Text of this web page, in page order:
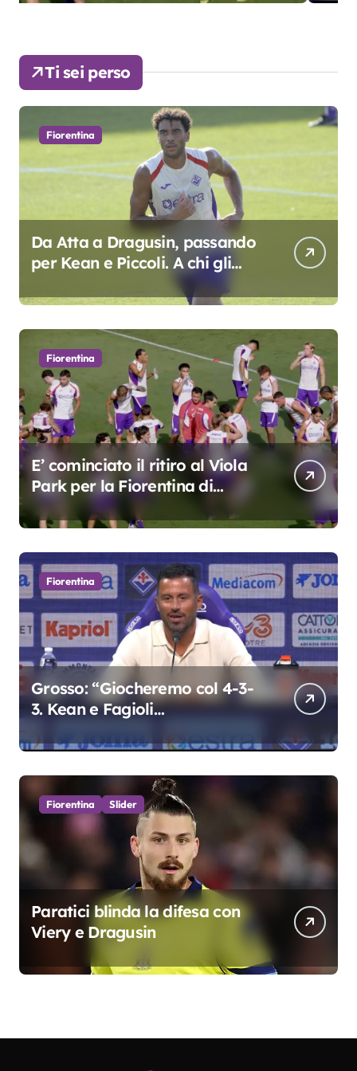
Ti sei perso
Fiorentina
Da Atta a Dragusin, passando
per Kean e Piccoli. A chi gli
oscar del precampionato?
Fiorentina
E’ cominciato il ritiro al Viola
Park per la Fiorentina di
Grosso
Fiorentina
Grosso: “Giocheremo col 4-3-
3. Kean e Fagioli
colpo”
Fiorentina Slider
Paratici blinda la difesa con
Viery e Dragusin